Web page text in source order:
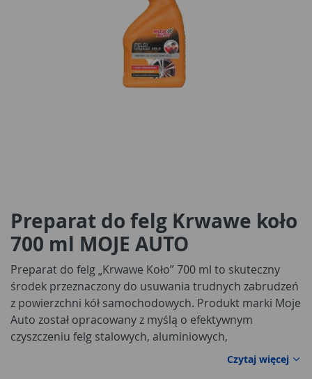
Preparat do felg Krwawe koło
700 ml MOJE AUTO
Preparat do felg „Krwawe Koło” 700 ml to skuteczny
środek przeznaczony do usuwania trudnych zabrudzeń
z powierzchni kół samochodowych. Produkt marki Moje
Auto został opracowany z myślą o efektywnym
czyszczeniu felg stalowych, aluminiowych,
chromowanych oraz lakierowanych. Dzięki specjalnej
formule preparat reaguje z zanieczyszczeniami
Czytaj więcej